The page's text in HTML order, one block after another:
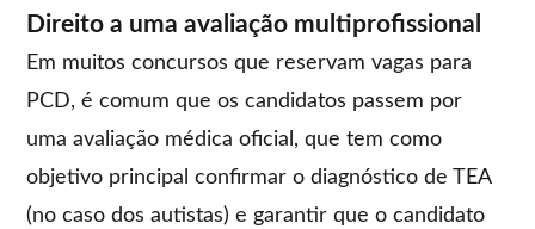
Direito a uma avaliação multiprofissional
Em muitos concursos que reservam vagas para
PCD, é comum que os candidatos passem por
uma avaliação médica oficial, que tem como
objetivo principal confirmar o diagnóstico de TEA
(no caso dos autistas) e garantir que o candidato